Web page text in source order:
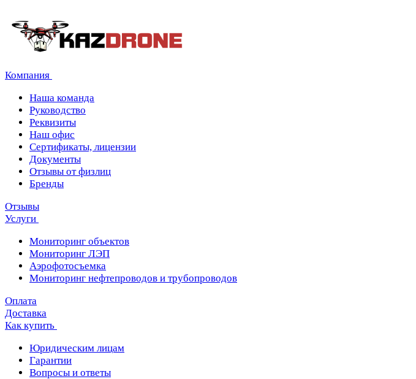
Компания
Наша команда
Руководство
Реквизиты
Наш офис
Сертификаты, лицензии
Документы
Отзывы от физлиц
Бренды
Отзывы
Услуги
Мониторинг объектов
Мониторинг ЛЭП
Аэрофотосъемка
Мониторинг нефтепроводов и трубопроводов
Оплата
Доставка
Как купить
Юридическим лицам
Гарантии
Вопросы и ответы